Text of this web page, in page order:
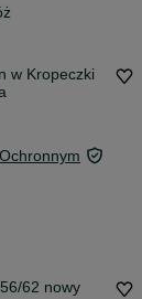
w Kropeczki
62 nowy